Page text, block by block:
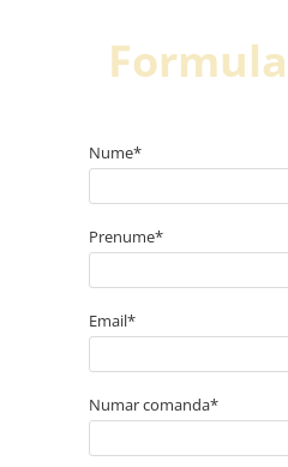
Nume*
Prenume*
Email*
Numar comanda*